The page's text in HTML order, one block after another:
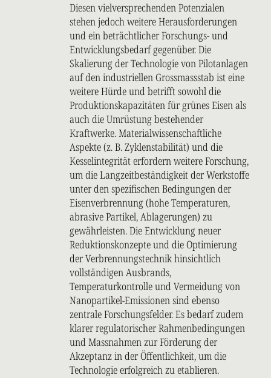
Diesen vielversprechenden Potenzialen
stehen jedoch weitere Herausforderungen
und ein beträchtlicher Forschungs- und
Entwicklungsbedarf gegenüber. Die
Skalierung der Technologie von Pilotanlagen
auf den industriellen Grossmassstab ist eine
weitere Hürde und betrifft sowohl die
Produktionskapazitäten für grünes Eisen als
auch die Umrüstung bestehender
Kraftwerke. Materialwissenschaftliche
Aspekte (z. B. Zyklenstabilität) und die
Kesselintegrität erfordern weitere Forschung,
um die Langzeitbeständigkeit der Werkstoffe
unter den spezifischen Bedingungen der
Eisenverbrennung (hohe Temperaturen,
abrasive Partikel, Ablagerungen) zu
gewährleisten. Die Entwicklung neuer
Reduktionskonzepte und die Optimierung
der Verbrennungstechnik hinsichtlich
vollständigen Ausbrands,
Temperaturkontrolle und Vermeidung von
Nanopartikel-Emissionen sind ebenso
zentrale Forschungsfelder. Es bedarf zudem
klarer regulatorischer Rahmenbedingungen
und Massnahmen zur Förderung der
Akzeptanz in der Öffentlichkeit, um die
Technologie erfolgreich zu etablieren.